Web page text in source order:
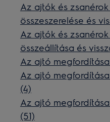
Az ajtók és
összeszerelése és
Az ajtók és
összeállítása és
Az ajtó
Az ajtó
(4)
Az ajtó
(51)